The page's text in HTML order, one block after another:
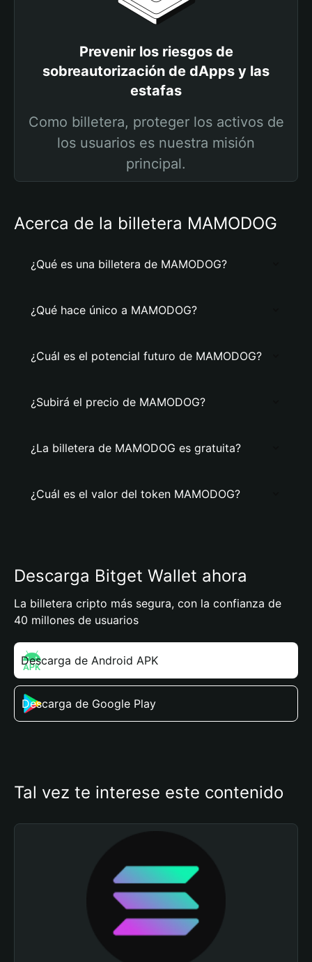
Prevenir los riesgos de
sobreautorización de dApps y las
estafas
Como billetera, proteger los activos de
los usuarios es nuestra misión
principal.
Acerca de la billetera MAMODOG
¿Qué es una billetera de MAMODOG?
¿Qué hace único a MAMODOG?
¿Cuál es el potencial futuro de MAMODOG?
¿Subirá el precio de MAMODOG?
¿La billetera de MAMODOG es gratuita?
¿Cuál es el valor del token MAMODOG?
Descarga Bitget Wallet ahora
La billetera cripto más segura, con la confianza de
40 millones de usuarios
Descarga de Android APK
Descarga de Google Play
Tal vez te interese este contenido